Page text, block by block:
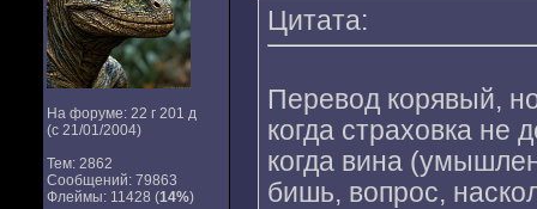
На форуме: 22 г 201 д
(с 21/01/2004)
Тем: 2862
Сообщений: 79863
Флеймы: 11428 (14%)
Цитата:
Перевод корявый,
когда страховка не
когда вина
бишь, вопрос,